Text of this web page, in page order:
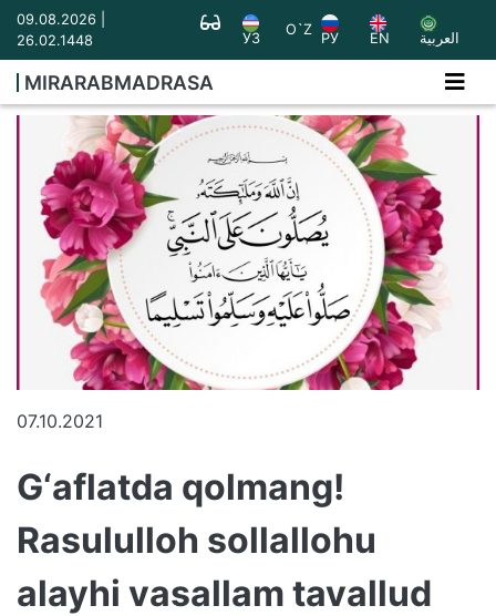
09.08.2026 |
26.02.1448
УЗ
O`Z
РУ EN العربية
MIRARABMADRASA
07.10.2021
G‘aflatda qolmang!
Rasululloh sollallohu
alayhi vasallam tavallud